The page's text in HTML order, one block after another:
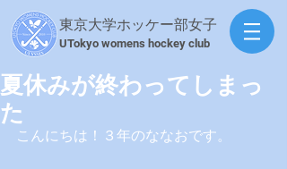
東京大学ホッケー部女子
​UTokyo womens hockey club
夏休みが終わってしまっ
た
こんにちは！３年のななおです。